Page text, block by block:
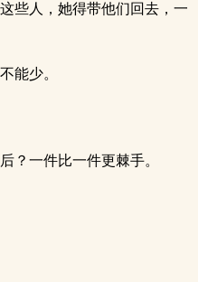
些人，她得带他们回去，一
能少。
？一件比一件更棘手。